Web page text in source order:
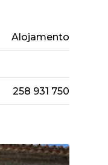
Alojamento
258 931 750